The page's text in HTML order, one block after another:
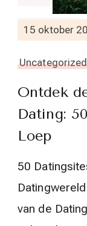
15 oktober
Uncategorized
Ontdek
Dating:
Loep
50
van de